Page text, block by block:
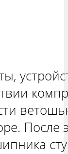
После